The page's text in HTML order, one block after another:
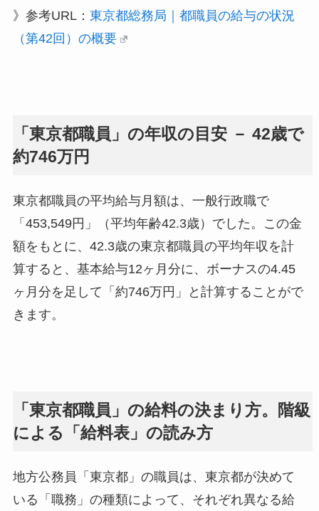
》参考URL： 東京都総務局｜都職員の給与の状況
（第42回）の概要
「東京都職員」の年収の目安 － 42歳で
約746万円
東京都職員の平均給与月額は、一般行政職で
「453,549円」（平均年齢42.3歳）でした。この金
額をもとに、42.3歳の東京都職員の平均年収を計
算すると、基本給与12ヶ月分に、ボーナスの4.45
ヶ月分を足して「約746万円」と計算することがで
きます。
「東京都職員」の給料の決まり方。階級
による「給料表」の読み方
地方公務員「東京都」の職員は、東京都が決めて
いる「職務」の種類によって、それぞれ異なる給